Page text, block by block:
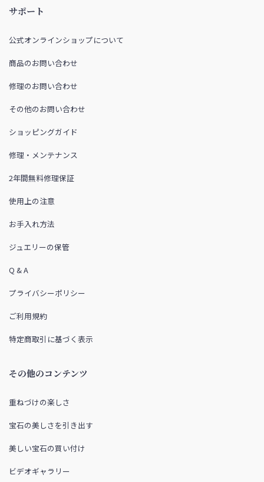
サポート
公式オンラインショップについて
商品のお問い合わせ
修理のお問い合わせ
その他のお問い合わせ
ショッピングガイド
修理・メンテナンス
2年間無料修理保証
使用上の注意
お手入れ方法
ジュエリーの保管
Q & A
プライバシーポリシー
ご利用規約
特定商取引に基づく表示
その他のコンテンツ
重ねづけの楽しさ
宝石の美しさを引き出す
美しい宝石の買い付け
ビデオギャラリー